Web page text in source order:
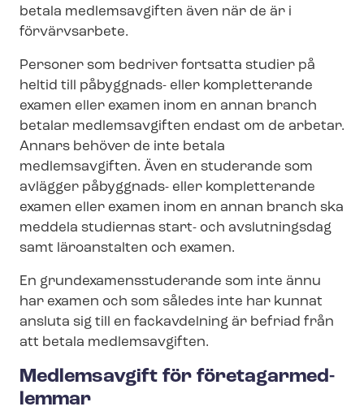
betala medlemsavgiften även när de är i
förvärvsarbete.
Personer som bedriver fortsatta studier på
heltid till påbyggnads- eller kompletterande
examen eller examen inom en annan branch
betalar medlemsavgiften endast om de arbetar.
Annars behöver de inte betala
medlemsavgiften. Även en studerande som
avlägger påbyggnads- eller kompletterande
examen eller examen inom en annan branch ska
meddela studiernas start- och avslutningsdag
samt läroanstalten och examen.
En grun­dex­a­mens­stu­de­ran­de som inte ännu
har examen och som således inte har kunnat
ansluta sig till en fackavdelning är befriad från
att betala medlemsavgiften.
Medlemsavgift för fö­re­tagar­med­
lem­mar